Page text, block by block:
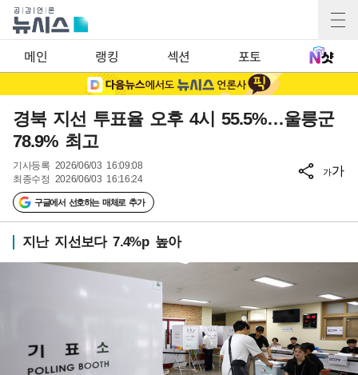
메인 랭킹 섹션 포토
경북 지선 투표율 오후 4시 55.5%…울릉군
78.9% 최고
기사등록 2026/06/03 16:09:08
최종수정 2026/06/03 16:16:24
구글에서 선호하는 매체로 추가
가가
지난 지선보다 7.4%p 높아